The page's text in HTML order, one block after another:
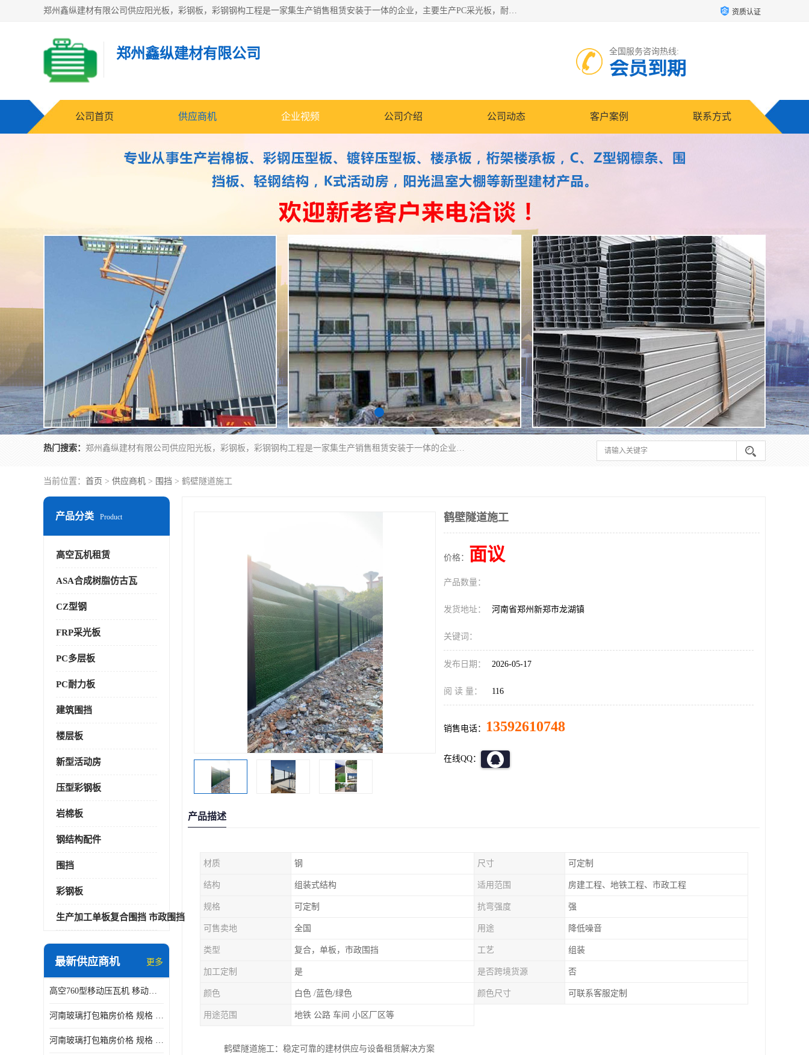
郑州鑫纵建材有限公司供应阳光板，彩钢板，彩钢钢构工程是一家集生产销售租赁安装于一体的企业，主要生产PC采光板，耐力板，仿古琉璃采光板，岩棉板、彩钢压型板、镀锌压型板、桁架楼承板，C、Z型钢檩条、围挡板、轻钢结构，阳光温室大棚等新型建材产品。公司旗下有多台移动式高空压瓦机租赁，承接全国各地业务，专业对外租赁各种型号压瓦机。 资质认证
郑州鑫纵建材有限公司 全国服务咨询热线:
会员到期
公司首页 供应商机 企业视频 公司介绍 公司动态 客户案例 联系方式
热门搜索： 郑州鑫纵建材有限公司供应阳光板，彩钢板，彩钢钢构工程是一家集生产销售租赁安装于一体的企业，主要生产PC采光板，耐力板，仿古琉璃采光板，岩棉板、彩钢压型板、镀锌压型板、桁架楼承板，C、Z型钢檩条、围挡板、轻钢结构，阳光温室大棚等新型建材产品。公司旗下有多台移动式高空压瓦机租赁，承接全国各地业务，专业对外租赁各种型号压瓦机。
当前位置： 首页 > 供应商机 > 围挡 > 鹤壁隧道施工
产品分类 Product
高空瓦机租赁
ASA合成树脂仿古瓦
CZ型钢
FRP采光板
PC多层板
PC耐力板
建筑围挡
楼层板
新型活动房
压型彩钢板
岩棉板
钢结构配件
围挡
彩钢板
生产加工单板复合围挡 市政围挡
最新供应商机 更多
高空760型移动压瓦机 移动升降制瓦设备租赁选郑州鑫纵
河南玻璃打包箱房价格 规格 鑫纵建材按需定制
河南玻璃打包箱房价格 规格 鑫纵建材批发
鹤壁隧道施工
价格： 面议
产品数量：
发货地址： 河南省郑州新郑市龙湖镇
关键词：
发布日期： 2026-05-17
阅 读 量： 116
销售电话： 13592610748
在线QQ：
产品描述
材质 钢 尺寸 可定制
结构 组装式结构 适用范围 房建工程、地铁工程、市政工程
规格 可定制 抗弯强度 强
可售卖地 全国 用途 降低噪音
类型 复合，单板，市政围挡 工艺 组装
加工定制 是 是否跨境货源 否
颜色 白色 /蓝色/绿色 颜色尺寸 可联系客服定制
用途范围 地铁 公路 车间 小区厂区等
鹤壁隧道施工：稳定可靠的建材供应与设备租赁解决方案